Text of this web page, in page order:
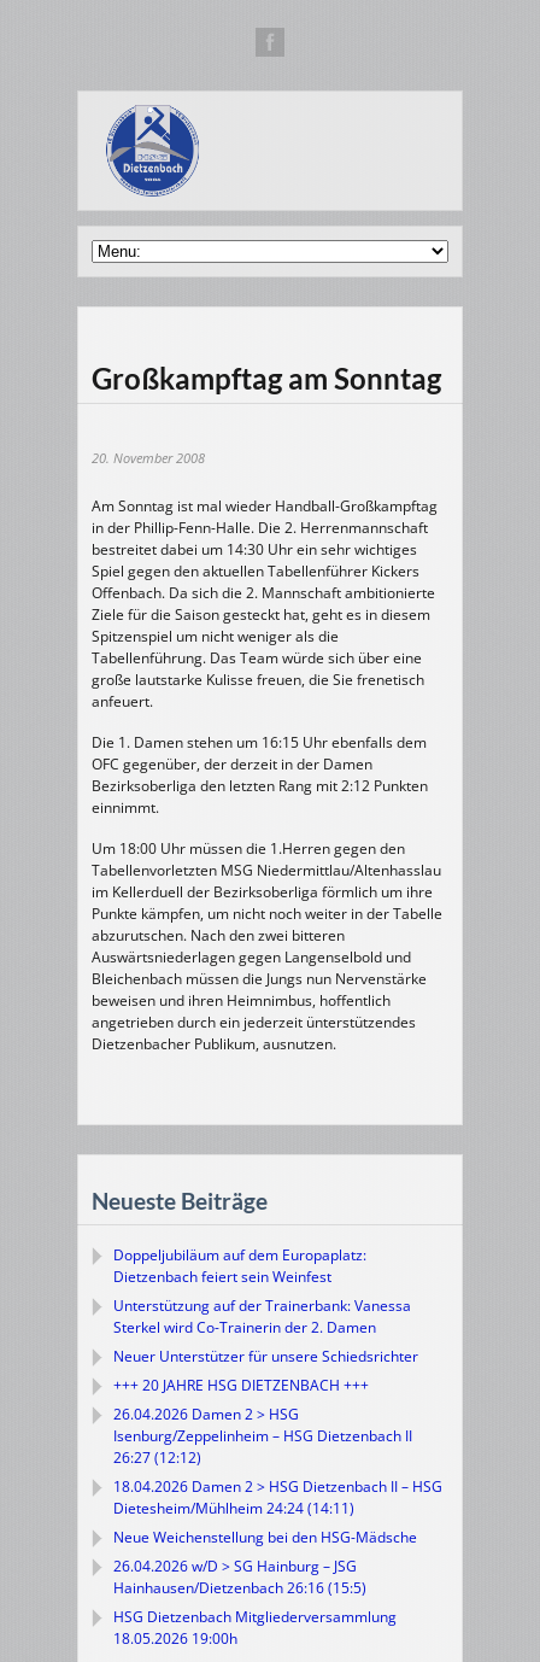
Großkampftag am Sonntag
20. November 2008
Am Sonntag ist mal wieder Handball-Großkampftag
in der Phillip-Fenn-Halle. Die 2. Herrenmannschaft
bestreitet dabei um 14:30 Uhr ein sehr wichtiges
Spiel gegen den aktuellen Tabellenführer Kickers
Offenbach. Da sich die 2. Mannschaft ambitionierte
Ziele für die Saison gesteckt hat, geht es in diesem
Spitzenspiel um nicht weniger als die
Tabellenführung. Das Team würde sich über eine
große lautstarke Kulisse freuen, die Sie frenetisch
anfeuert.
Die 1. Damen stehen um 16:15 Uhr ebenfalls dem
OFC gegenüber, der derzeit in der Damen
Bezirksoberliga den letzten Rang mit 2:12 Punkten
einnimmt.
Um 18:00 Uhr müssen die 1.Herren gegen den
Tabellenvorletzten MSG Niedermittlau/Altenhasslau
im Kellerduell der Bezirksoberliga förmlich um ihre
Punkte kämpfen, um nicht noch weiter in der Tabelle
abzurutschen. Nach den zwei bitteren
Auswärtsniederlagen gegen Langenselbold und
Bleichenbach müssen die Jungs nun Nervenstärke
beweisen und ihren Heimnimbus, hoffentlich
angetrieben durch ein jederzeit ünterstützendes
Dietzenbacher Publikum, ausnutzen.
Neueste Beiträge
Doppeljubiläum auf dem Europaplatz:
Dietzenbach feiert sein Weinfest
Unterstützung auf der Trainerbank: Vanessa
Sterkel wird Co-Trainerin der 2. Damen
Neuer Unterstützer für unsere Schiedsrichter
+++ 20 JAHRE HSG DIETZENBACH +++
26.04.2026 Damen 2 > HSG
Isenburg/Zeppelinheim – HSG Dietzenbach II
26:27 (12:12)
18.04.2026 Damen 2 > HSG Dietzenbach II – HSG
Dietesheim/Mühlheim 24:24 (14:11)
Neue Weichenstellung bei den HSG-Mädsche
26.04.2026 w/D > SG Hainburg – JSG
Hainhausen/Dietzenbach 26:16 (15:5)
HSG Dietzenbach Mitgliederversammlung
18.05.2026 19:00h